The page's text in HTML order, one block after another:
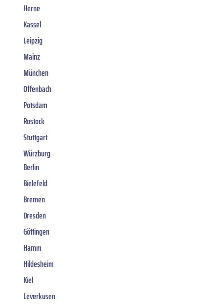
Herne
Kassel
Leipzig
Mainz
München
Offenbach
Potsdam
Rostock
Stuttgart
Würzburg
Berlin
Bielefeld
Bremen
Dresden
Göttingen
Hamm
Hildesheim
Kiel
Leverkusen